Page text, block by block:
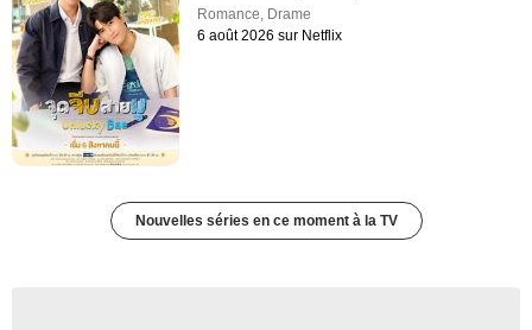
Romance, Drame
6 août 2026 sur Netflix
Nouvelles séries en ce moment à la TV